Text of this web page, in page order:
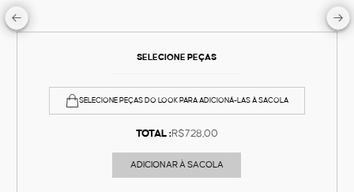
SELECIONE PEÇAS
SELECIONE PEÇAS DO LOOK PARA ADICIONÁ-LAS À SACOLA
TOTAL :R$728,00
ADICIONAR À SACOLA